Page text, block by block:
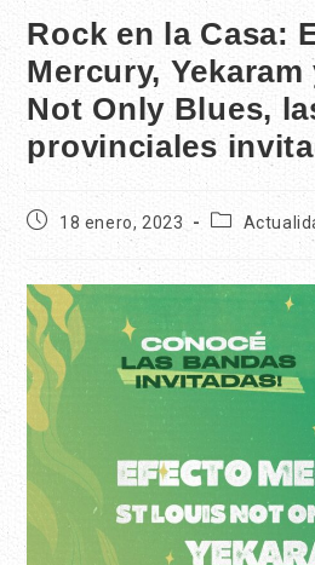
Rock en la Casa:
Mercury,
Not Only Blues,
provinciales
18 enero, 2023